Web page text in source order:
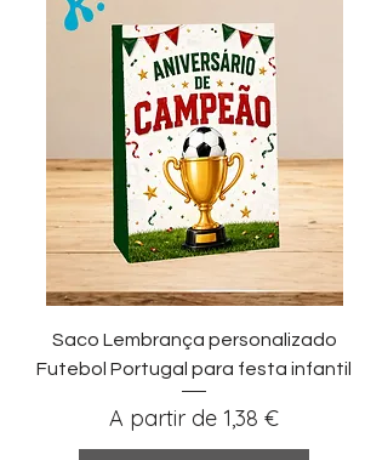
Saco Lembrança personalizado
Futebol Portugal para festa infantil
A partir de 1,38 €
Preço promocional